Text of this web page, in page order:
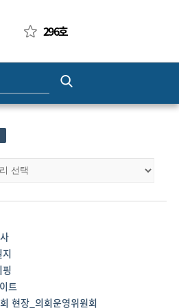
296호
트
현장_의회운영위원회